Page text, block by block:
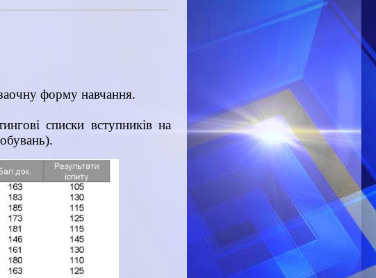
форму навчання.
списки вступників на